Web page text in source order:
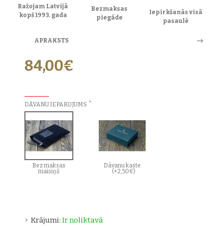
Ražojam Latvijā
kopš 1993. gada
Bezmaksas
piegāde
Iepirkšanās visā
pasaulē
APRAKSTS
Krājumi: Ir noliktavā
84,00€
DĀVANU IEPAKOJUMS
Bez maksas
maisiņš
Dāvanu kaste
(+2,50€)